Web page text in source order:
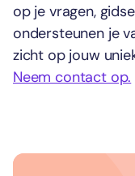
op je vragen,
ondersteunen je
zicht op jouw
Neem contact op.